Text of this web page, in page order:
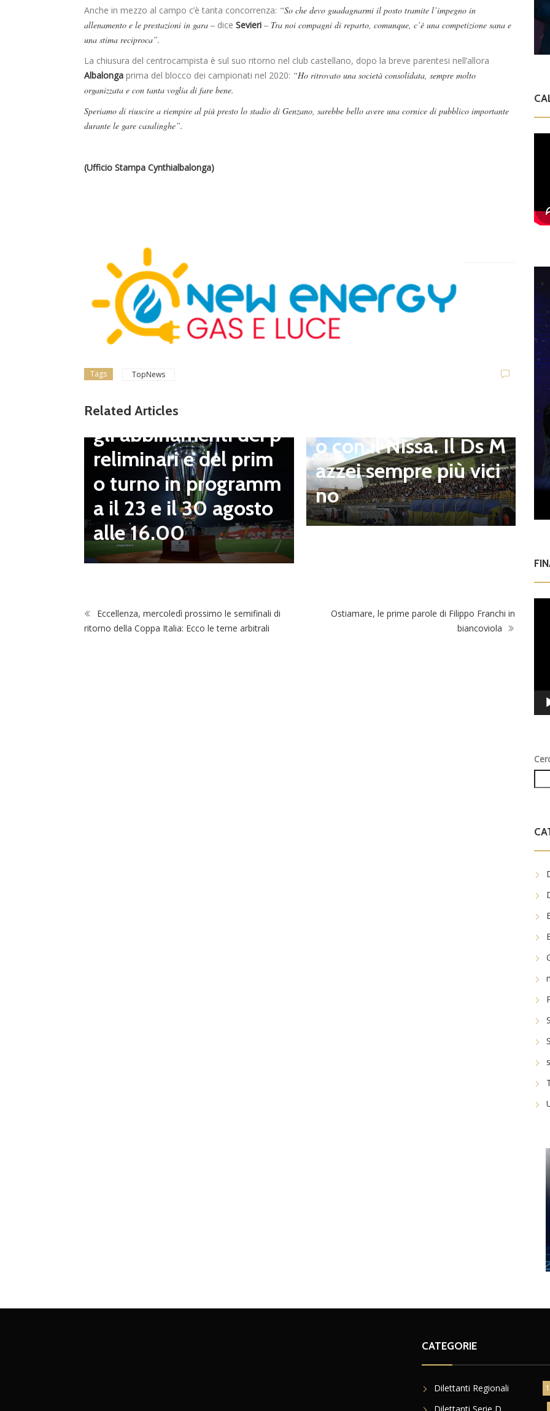
Anche in mezzo al campo c’è tanta concorrenza: “So che devo guadagnarmi il posto tramite l’impegno in
allenamento e le prestazioni in gara – dice Sevieri – Tra noi compagni di reparto, comunque, c’è una competizione sana e
una stima reciproca”.
La chiusura del centrocampista è sul suo ritorno nel club castellano, dopo la breve parentesi nell’allora
Albalonga prima del blocco dei campionati nel 2020: “Ho ritrovato una società consolidata, sempre molto
organizzata e con tanta voglia di fare bene.
Speriamo di riuscire a riempire al più presto lo stadio di Genzano, sarebbe bello avere una cornice di pubblico importante
durante le gare casalinghe”.
(Ufficio Stampa Cynthialbalonga)
Tags TopNews
Related Articles
Coppa Italia Serie D,
gli abbinamenti dei p
reliminari e del prim
o turno in programm
a il 23 e il 30 agosto
alle 16.00
Dilettanti Serie D
Viterbese (Certosa V.
Campagnano), merca
to senza sosta: Busat
o con il Nissa. Il Ds M
azzei sempre più vici
no
Eccellenza, mercoledì prossimo le semifinali di
ritorno della Coppa Italia: Ecco le terne arbitrali
Ostiamare, le prime parole di Filippo Franchi in
biancoviola
CATEGORIE
Dilettanti Regionali